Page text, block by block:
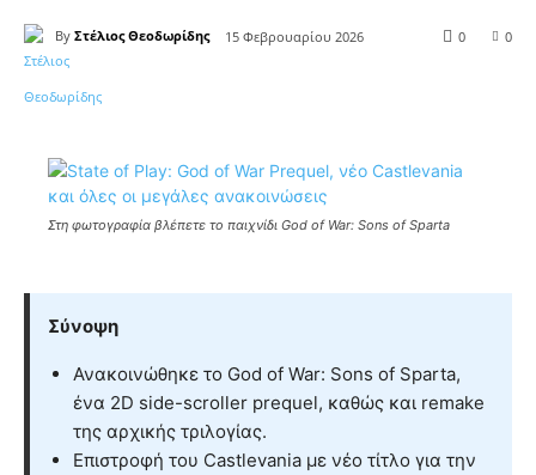
By Στέλιος Θεοδωρίδης 15 Φεβρουαρίου 2026 0
0
Στη φωτογραφία βλέπετε το παιχνίδι God of War: Sons of Sparta
Σύνοψη
Ανακοινώθηκε το God of War: Sons of Sparta,
ένα 2D side-scroller prequel, καθώς και remake
της αρχικής τριλογίας.
Επιστροφή του Castlevania με νέο τίτλο για την